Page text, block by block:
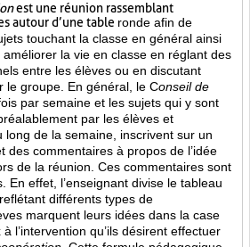
est une réunion rassemblant
autour d’une table ronde afin de
touchant la classe en général ainsi
la vie en classe en réglant des
entre les élèves ou en discutant
le groupe. En général, le Conseil de
par semaine et les sujets qui y sont
par les élèves et
long de la semaine, inscrivent sur un
des commentaires à propos de l’idée
de la réunion. Ces commentaires sont
En effet, l’enseignant divise le tableau
différents types de
marquent leurs idées dans la case
l’intervention qu’ils désirent effectuer